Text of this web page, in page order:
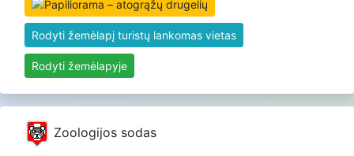
Rodyti žemėlapį turistų lankomas vietas
Rodyti žemėlapyje
Zoologijos sodas